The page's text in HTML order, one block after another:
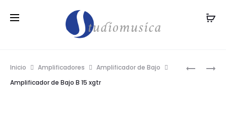
Inicio Amplificadores
Amplificador de Bajo
Amplificador de Bajo B 15 xgtr